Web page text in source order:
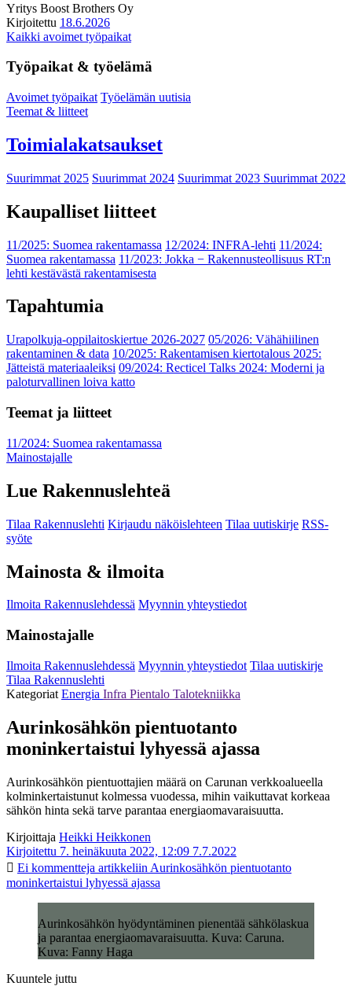
Yritys Boost Brothers Oy
Kirjoitettu 18.6.2026
Kaikki avoimet työpaikat
Työpaikat & työelämä
Avoimet työpaikat Työelämän uutisia
Teemat & liitteet
Toimialakatsaukset
Suurimmat 2025 Suurimmat 2024 Suurimmat 2023 Suurimmat 2022
Kaupalliset liitteet
11/2025: Suomea rakentamassa 12/2024: INFRA-lehti 11/2024:
Suomea rakentamassa 11/2023: Jokka − Rakennusteollisuus RT:n
lehti kestävästä rakentamisesta
Tapahtumia
Urapolkuja-oppilaitoskiertue 2026-2027 05/2026: Vähähiilinen
rakentaminen & data 10/2025: Rakentamisen kiertotalous 2025:
Jätteistä materiaaleiksi 09/2024: Recticel Talks 2024: Moderni ja
paloturvallinen loiva katto
Teemat ja liitteet
11/2024: Suomea rakentamassa
Mainostajalle
Lue Rakennuslehteä
Tilaa Rakennuslehti Kirjaudu näköislehteen Tilaa uutiskirje RSS-
syöte
Mainosta & ilmoita
Ilmoita Rakennuslehdessä Myynnin yhteystiedot
Mainostajalle
Ilmoita Rakennuslehdessä Myynnin yhteystiedot Tilaa uutiskirje
Tilaa Rakennuslehti
Kategoriat Energia Infra Pientalo Talotekniikka
Aurinkosähkön pientuotanto
moninkertaistui lyhyessä ajassa
Aurinkosähkön pientuottajien määrä on Carunan verkkoalueella
kolminkertaistunut kolmessa vuodessa, mihin vaikuttavat korkeaa
sähkön hinta sekä tarve parantaa energiaomavaraisuutta.
Kirjoittaja Heikki Heikkonen
Kirjoitettu 7. heinäkuuta 2022, 12:09 7.7.2022
Ei kommentteja artikkeliin Aurinkosähkön pientuotanto
moninkertaistui lyhyessä ajassa
Aurinkosähkön hyödyntäminen pienentää sähkölaskua
ja parantaa energiaomavaraisuutta. Kuva: Caruna.
Kuva: Fanny Haga
Kuuntele juttu